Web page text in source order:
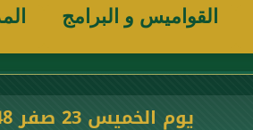
القواميس و البرامج
يوم الخميس 23 صفر 1448 هجرية